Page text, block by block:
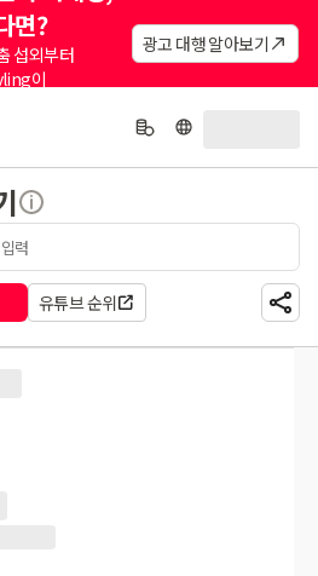
면?
섭외부터
이
광고 대행 알아보기
유튜브 순위